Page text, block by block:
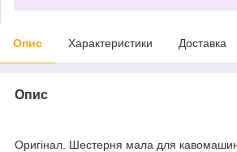
Опис Характеристики Доставка
Опис
Оригінал. Шестерня мала для